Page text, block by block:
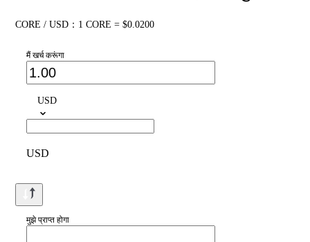
CORE / USD：1 CORE = $0.0200
मैं खर्च करूंगा
USD
USD
मुझे प्राप्त होगा